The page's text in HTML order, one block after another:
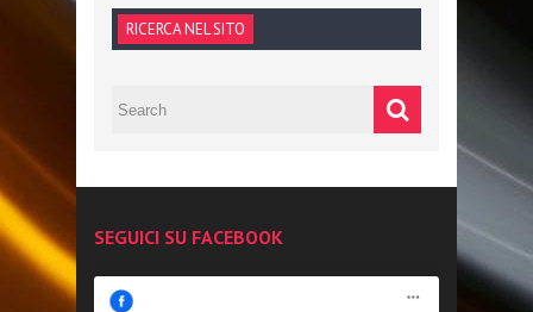
RICERCA NEL SITO
SEGUICI SU FACEBOOK